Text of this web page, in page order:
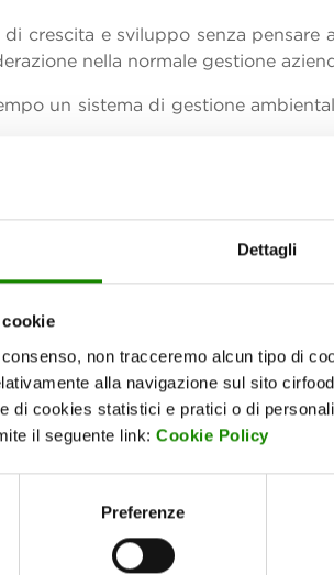
Dettagli
non tracceremo alcun tipo di
alla navigazione sul sito
di cookies statistici e pratici o di
il seguente link: Cookie Policy
Preferenze
crescita e sviluppo senza
nella normale gestione
un sistema di gestione
EMAS rappresenta un ulteriore
- Sistema di Ecogestione ed
Sistema di Gestione Ambientale a
e migliorare le proprie
degli stessi verso
accreditato.
al bilancio di sostenibilità,
ambientali dei nostri
delle nostre prestazioni
ambientali fissati
la Registrazione